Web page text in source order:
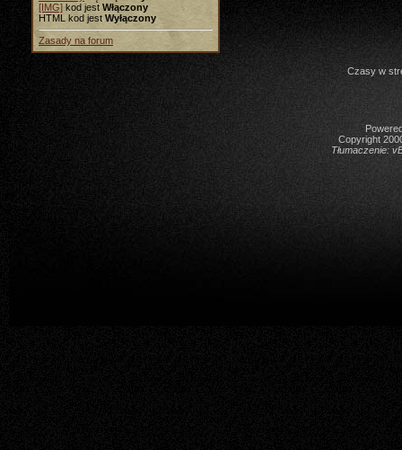
[IMG] kod jest Włączony
HTML kod jest Wyłączony
Zasady na forum
Czasy w
Copyright
Tłumaczenie: